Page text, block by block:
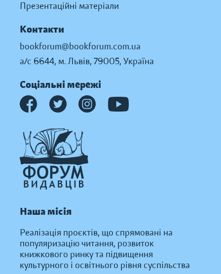
Презентаційні матеріали
Контакти
bookforum@bookforum.com.ua
а/с 6644, м. Львів, 79005, Україна
Соціальні мережі
Наша місія
Реалізація проєктів, що спрямовані на
популяризацію читання, розвиток
книжкового ринку та підвищення
культурного і освітнього рівня суспільства